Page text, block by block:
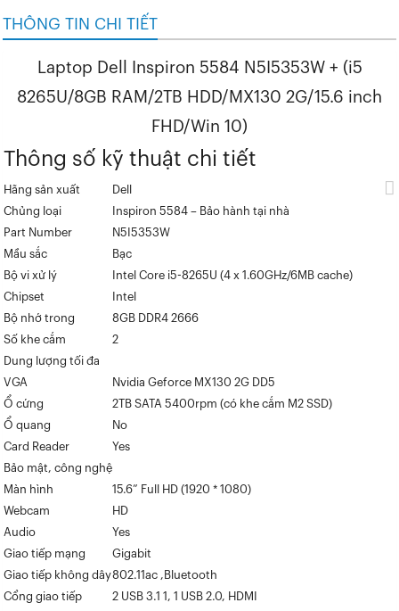
THÔNG TIN CHI TIẾT
Laptop Dell Inspiron 5584 N5I5353W + (i5
8265U/8GB RAM/2TB HDD/MX130 2G/15.6 inch
FHD/Win 10)
Thông số kỹ thuật chi tiết
Hãng sản xuất
Dell
Chủng loại
Inspiron 5584 – Bảo hành tại nhà
Part Number
N5I5353W
Mầu sắc
Bạc
Bộ vi xử lý
Intel Core i5-8265U (4 x 1.60GHz/6MB cache)
Chipset
Intel
Bộ nhớ trong
8GB DDR4 2666
Số khe cắm
2
Dung lượng tối đa
VGA
Nvidia Geforce MX130 2G DD5
Ổ cứng
2TB SATA 5400rpm (có khe cắm M2 SSD)
Ổ quang
No
Card Reader
Yes
Bảo mật, công nghệ
Màn hình
15.6” Full HD (1920 * 1080)
Webcam
HD
Audio
Yes
Giao tiếp mạng
Gigabit
Giao tiếp không dây802.11ac ,Bluetooth
Cổng giao tiếp
2 USB 3.1 1, 1 USB 2.0, HDMI